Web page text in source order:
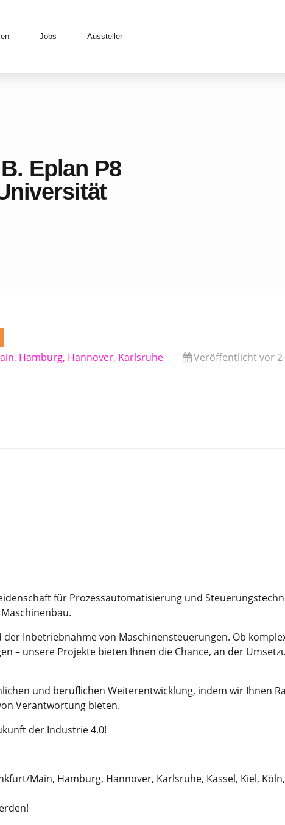
Jobs Aussteller
Eplan P8
Hamburg, Hannover, Karlsruhe
Veröffentlicht vor 2
für Prozessautomatisierung und
Inbetriebnahme von Maschinensteuerungen. Ob
– unsere Projekte bieten Ihnen die Chance, an der
und beruflichen Weiterentwicklung, indem wir Ihnen
Verantwortung bieten.
der Industrie 4.0!
Main, Hamburg, Hannover, Karlsruhe, Kassel, Kiel,